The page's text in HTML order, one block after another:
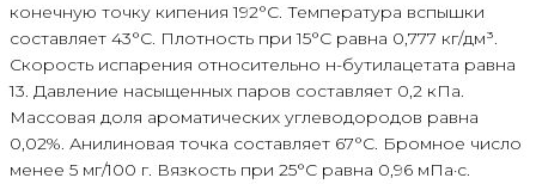
конечную точку кипения 192°С. Температура вспышки
составляет 43°С. Плотность при 15°С равна 0,777 кг/дм³.
Скорость испарения относительно н-бутилацетата равна
13. Давление насыщенных паров составляет 0,2 кПа.
Массовая доля ароматических углеводородов равна
0,02%. Анилиновая точка составляет 67°С. Бромное число
менее 5 мг/100 г. Вязкость при 25°С равна 0,96 мПа·с.